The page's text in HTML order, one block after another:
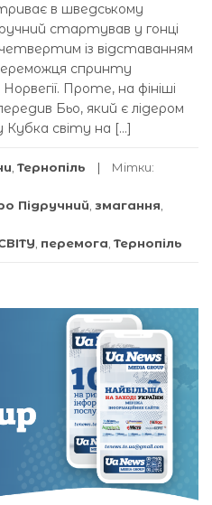
в шведському
стартував у гонці
із відставанням
спринту
Проте, на фініші
Бьо, який є лідером
Кубка світу на […]
Тернопіль Мітки:
Підручний змагання
перемога Тернопіль